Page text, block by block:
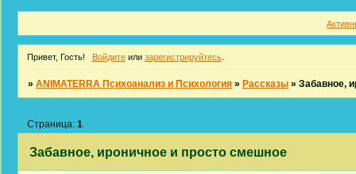
Привет, Гость! Войдитеили зарегистрируйтесь.
»ANIMATERRA Психоанализ и Психология » Рассказы »Забавное,
Забавное, ироничное и просто смешное
Страница:1